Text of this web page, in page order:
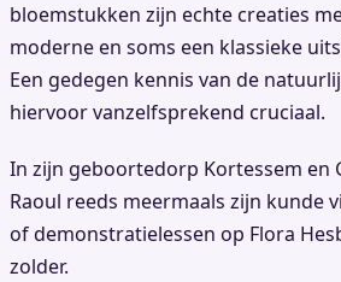
bloemstukken zijn echte creaties
moderne en soms een klassieke
Een gedegen kennis van de
hiervoor vanzelfsprekend cruciaal.
In zijn geboortedorp Kortessem en
Raoul reeds meermaals zijn kunde
of demonstratielessen op Flora
zolder.